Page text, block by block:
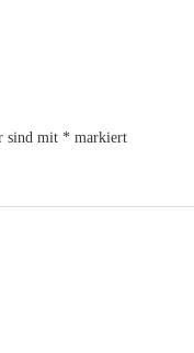
sind mit *markiert